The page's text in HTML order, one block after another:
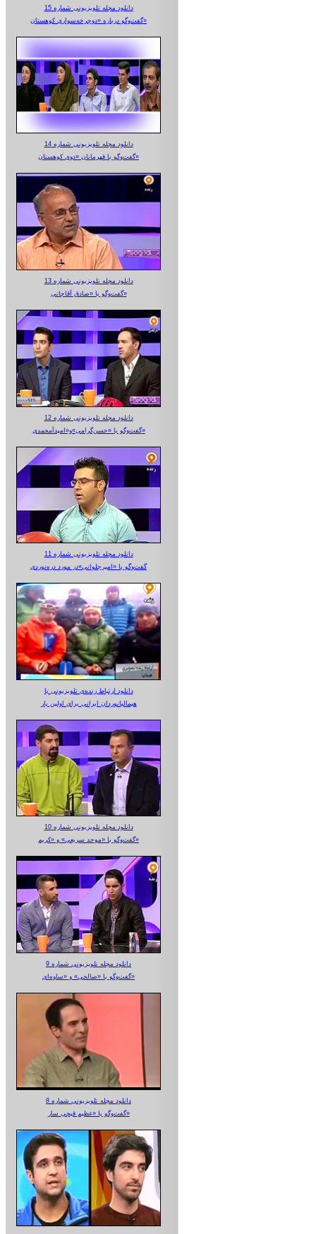
دانلود مجله تلویزیونی شماره 15
گفت‌وگو درباره «دوچرخه‌سواری کوهستان»
دانلود مجله تلویزیونی شماره 14
گفت‌وگو با قهرمانان «دوی کوهستان»
دانلود مجله تلویزیونی شماره 13
گفت‌وگو با «صادق آقاجانی»
دانلود مجله تلویزیونی شماره 12
گفت‌وگو با «حسن‌گرامی»و«امیدآمحمدی»
دانلود مجله تلویزیونی شماره 11
گفت‌وگو با «امیرجلوانی»در مورد دره‌نوردی
دانلود ارتباط زنده‌ی تلویزیونی‌ با
هیمالیانوردان ایرانی برای اولین بار
دانلود مجله تلویزیونی شماره 10
گفت‌وگو با «موحد سریعی» و «کریم»
دانلود مجله تلویزیونی شماره 9
گفت‌وگو با «صالحی» و «ساوه‌ای»
دانلود مجله تلویزیونی شماره 8
گفت‌وگو با «عظیم قیچی ساز»